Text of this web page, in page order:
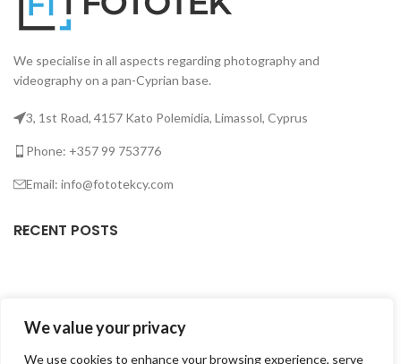
We value your privacy
We use cookies to enhance your browsing experience, serve
We specialise in all aspects regarding photography and
videography on a pan-Cyprian base.
3, 1st Road, 4157 Kato Polemidia, Limassol, Cyprus
Phone: +357 99 753776
Email: info@fototekcy.com
RECENT POSTS
PRODUCT CATEGORIES